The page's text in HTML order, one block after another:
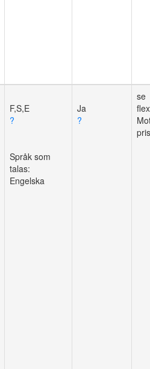
?
Språk som
talas:
Engelska
?
se